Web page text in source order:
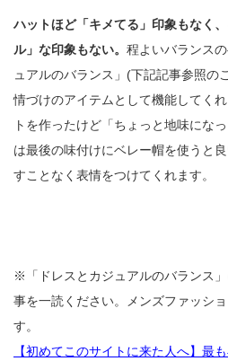
ハットほど「キメてる」印象もなく
ル」な印象もない。 程よいバランス
ュアルのバランス」(下記記事参照の
情づけのアイテムとして機能してく
トを作ったけど「ちょっと地味にな
は最後の味付けにベレー帽を使うと
すことなく表情をつけてくれます。
※「ドレスとカジュアルのバランス
事を一読ください。メンズファッシ
す。
【初めてこのサイトに来た人へ】最